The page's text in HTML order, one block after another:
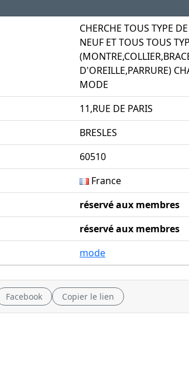
CHERCHE TOUS TYPE
NEUF ET TOUS TOUS
D'OREILLE,PARRURE)
MODE
11,RUE DE PARIS
BRESLES
60510
France
réservé aux membres
réservé aux membres
mode
Facebook Copier le lien